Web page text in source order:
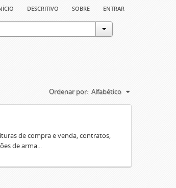
descritivo sobre entrar
Ordenar por: Alfabético
de compra e venda, contratos,
de arma...